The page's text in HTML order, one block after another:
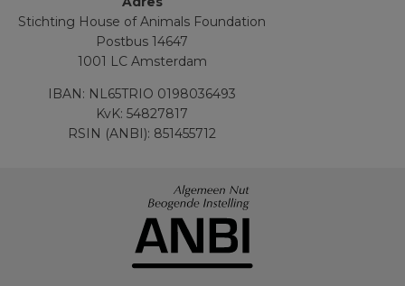
Stichting House of Animals Foundation
Postbus 14647
1001 LC Amsterdam
IBAN: NL65TRIO 0198036493
KvK: 54827817
RSIN (ANBI): 851455712